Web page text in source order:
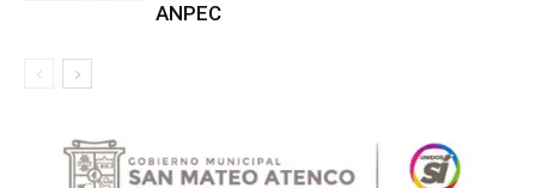
ANPEC